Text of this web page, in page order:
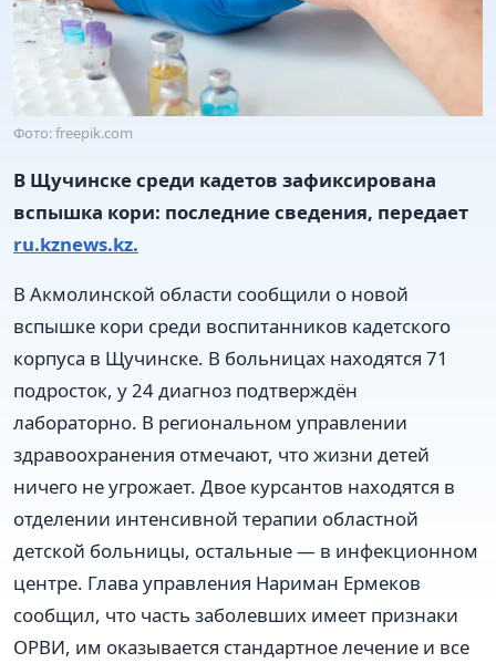
Фото: freepik.com
В Щучинске среди кадетов зафиксирована
вспышка кори: последние сведения, передает
ru.kznews.kz.
В Акмолинской области сообщили о новой
вспышке кори среди воспитанников кадетского
корпуса в Щучинске. В больницах находятся 71
подросток, у 24 диагноз подтверждён
лабораторно. В региональном управлении
здравоохранения отмечают, что жизни детей
ничего не угрожает. Двое курсантов находятся в
отделении интенсивной терапии областной
детской больницы, остальные — в инфекционном
центре. Глава управления Нариман Ермеков
сообщил, что часть заболевших имеет признаки
ОРВИ, им оказывается стандартное лечение и все